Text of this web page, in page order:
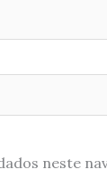
neste